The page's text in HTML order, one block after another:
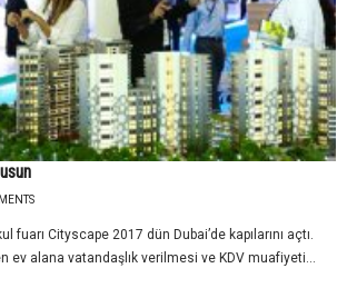
fuarı Cityscape 2017 dün Dubai’de kapılarını açtı.
ev alana vatandaşlık verilmesi ve KDV muafiyeti...